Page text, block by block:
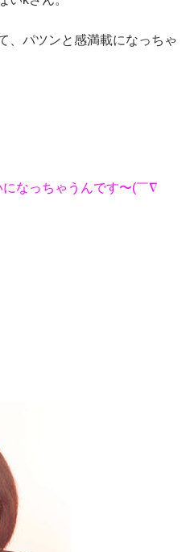
、パツンと感満載になっちゃ
になっちゃうんです〜(￣∇